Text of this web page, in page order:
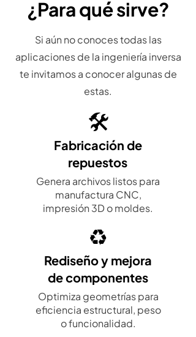
¿Para qué sirve?
Si aún no conoces todas las
aplicaciones de la ingeniería inversa
te invitamos a conocer algunas de
estas.
🛠️
Fabricación de
repuestos
Genera archivos listos para
manufactura CNC,
impresión 3D o moldes.
♻️
Rediseño y mejora
de componentes
Optimiza geometrías para
eficiencia estructural, peso
o funcionalidad.